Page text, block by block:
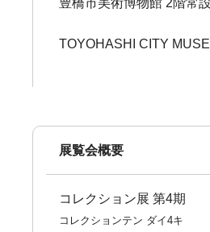
豊橋市美術博物館 2階常
TOYOHASHI CITY
展覧会概要
コレクション展 第4期
コレクションテン ダイ4キ